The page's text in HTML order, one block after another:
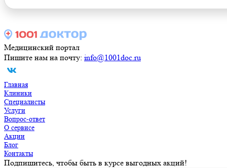
Медицинский портал
Пишите нам на почту: info@1001doc.ru
Главная
Клиники
Специалисты
Услуги
Вопрос-ответ
О сервисе
Акции
Блог
Контакты
Подпишитесь, чтобы быть в курсе выгодных акций!